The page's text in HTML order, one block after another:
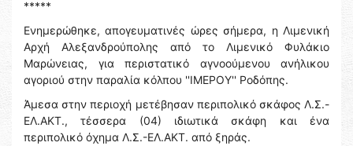
*****
Ενημερώθηκε, απογευματινές ώρες σήμερα, η Λιμενική
Αρχή Αλεξανδρούπολης από το Λιμενικό Φυλάκιο
Μαρώνειας, για περιστατικό αγνοούμενου ανήλικου
αγοριού στην παραλία κόλπου ''ΙΜΕΡΟΥ'' Ροδόπης.
Άμεσα στην περιοχή μετέβησαν περιπολικό σκάφος Λ.Σ.-
ΕΛ.ΑΚΤ., τέσσερα (04) ιδιωτικά σκάφη και ένα
περιπολικό όχημα Λ.Σ.-ΕΛ.ΑΚΤ. από ξηράς.